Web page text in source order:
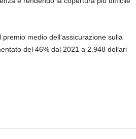
medio dell’assicurazione sulla
del 46% dal 2021 a 2.948 dollari